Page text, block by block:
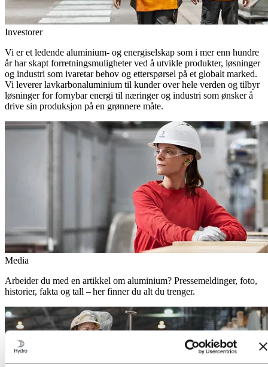
Investorer
Vi er et ledende aluminium- og energiselskap som i mer enn hundre
år har skapt forretningsmuligheter ved å utvikle produkter, løsninger
og industri som ivaretar behov og etterspørsel på et globalt marked.
Vi leverer lavkarbonaluminium til kunder over hele verden og tilbyr
løsninger for fornybar energi til næringer og industri som ønsker å
drive sin produksjon på en grønnere måte.
Media
Arbeider du med en artikkel om aluminium? Pressemeldinger, foto,
historier, fakta og tall – her finner du alt du trenger.